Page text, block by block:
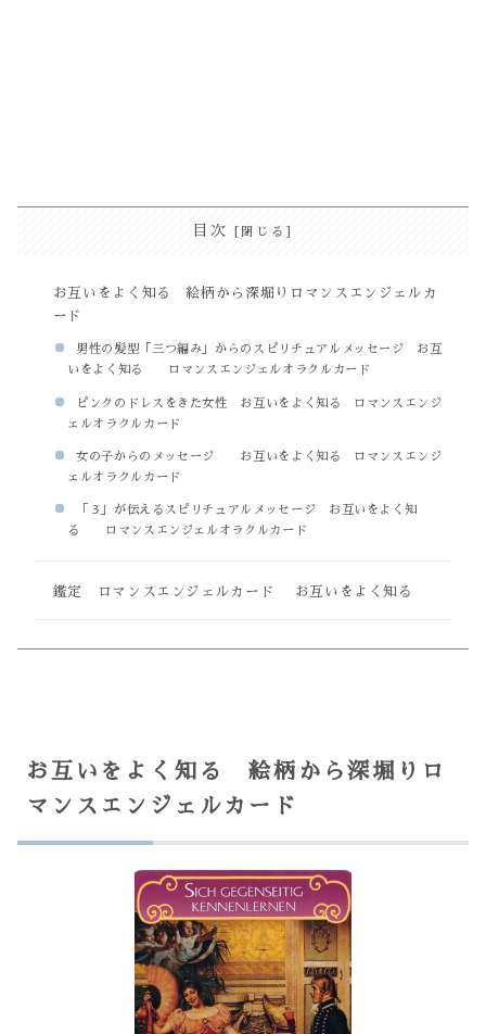
目次
お互いをよく知る 絵柄から深堀りロマンスエンジェルカ
ード
男性の髪型「三つ編み」からのスピリチュアルメッセージ お互
いをよく知る ロマンスエンジェルオラクルカード
ピンクのドレスをきた女性 お互いをよく知る ロマンスエンジ
ェルオラクルカード
女の子からのメッセージ お互いをよく知る ロマンスエンジ
ェルオラクルカード
「３」が伝えるスピリチュアルメッセージ お互いをよく知
る ロマンスエンジェルオラクルカード
鑑定 ロマンスエンジェルカード お互いをよく知る
お互いをよく知る 絵柄から深堀りロ
マンスエンジェルカード